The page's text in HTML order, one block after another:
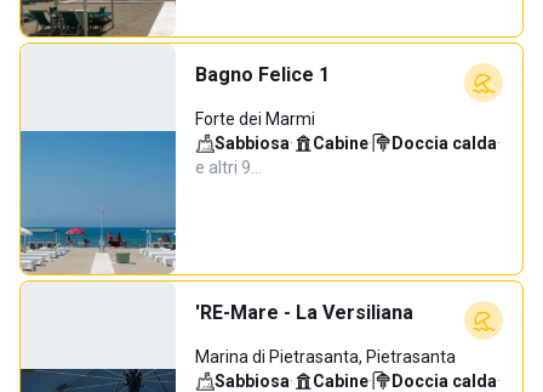
Bagno Felice 1
Forte dei Marmi
Sabbiosa· Cabine· Doccia calda·
e altri 9…
'RE-Mare - La Versiliana
Marina di Pietrasanta, Pietrasanta
Sabbiosa· Cabine· Doccia calda·